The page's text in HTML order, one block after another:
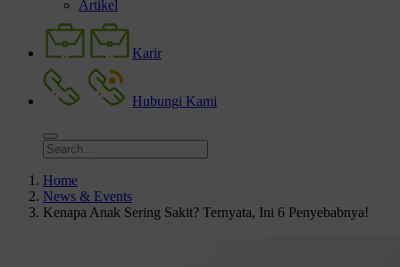
Artikel
Karir
Hubungi Kami
Home
News & Events
Kenapa Anak Sering Sakit? Ternyata, Ini 6 Penyebabnya!